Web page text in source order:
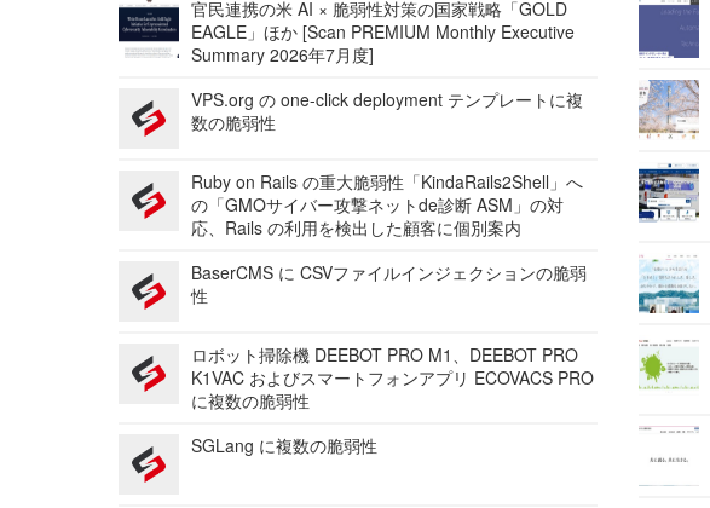
官民連携の米 AI × 脆弱性対策の国家戦略「GOLD
EAGLE」ほか [Scan PREMIUM Monthly Executive
Summary 2026年7月度]
VPS.org の one-click deployment テンプレートに複
数の脆弱性
Ruby on Rails の重大脆弱性「KindaRails2Shell」へ
の「GMOサイバー攻撃ネットde診断 ASM」の対
応、Rails の利用を検出した顧客に個別案内
BaserCMS に CSVファイルインジェクションの脆弱
性
ロボット掃除機 DEEBOT PRO M1、DEEBOT PRO
K1VAC およびスマートフォンアプリ ECOVACS PRO
に複数の脆弱性
SGLang に複数の脆弱性